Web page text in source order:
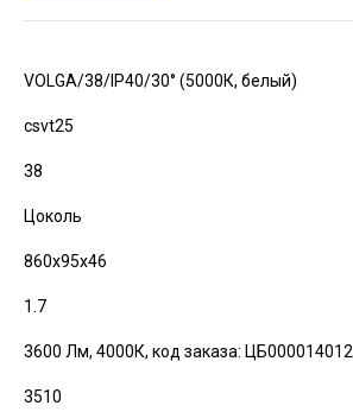
VOLGA/38/IP40/30° (5000К, белый)
csvt25
38
Цоколь
860х95х46
1.7
3600 Лм, 4000К, код заказа: ЦБ000014012
3510